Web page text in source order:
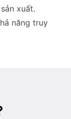
xuất.
năng truy